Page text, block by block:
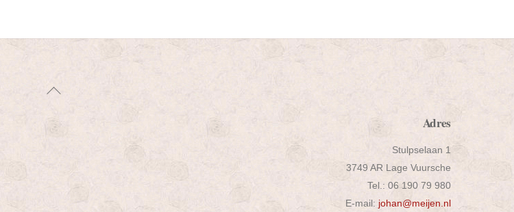
Back
Top
Adres
Stulpselaan 1
3749 AR Lage Vuursche
Tel.: 06 190 79 980
E-mail: johan@meijen.nl